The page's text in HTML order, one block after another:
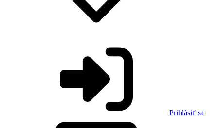
Prihlásiť sa